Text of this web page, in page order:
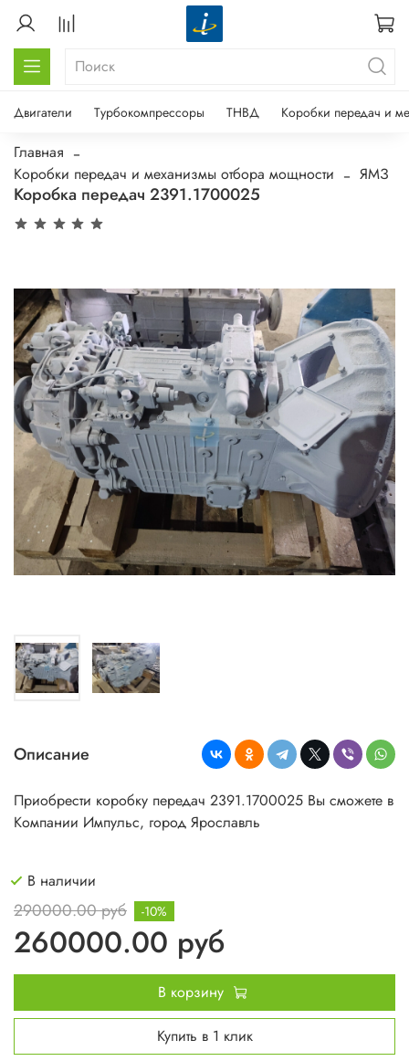
Двигатели Турбокомпрессоры ТНВД Коробки передач и
Главная
Коробки передач и механизмы отбора мощности
ЯМЗ
Коробка передач 2391.1700025
Описание
Приобрести коробку передач 2391.1700025 Вы сможете в
Компании Импульс, город Ярославль
В наличии
290000.00 руб
260000.00 руб
-10%
В корзину
Купить в 1 клик